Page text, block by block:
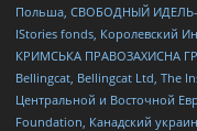
Польша, СВОБОДНЫЙ ИДЕЛЬ-
IStories fonds, Королевский
КРИМСЬКА ПРАВОЗАХИСНА
Bellingcat, Bellingcat Ltd, The
Центральной и Восточной
Foundation, Канадский